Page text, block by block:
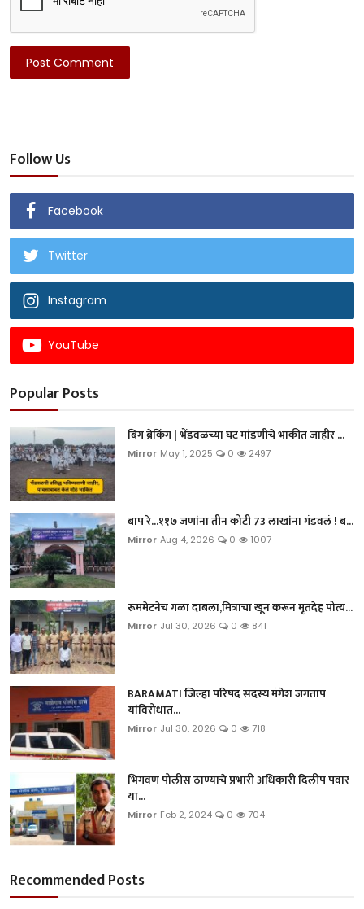
Post Comment
Follow Us
Facebook
Twitter
Instagram
YouTube
Popular Posts
बिग ब्रेकिंग | भेंडवळच्या घट मांडणीचे भाकीत जाहीर ...
Mirror May 1, 2025 0 2497
बाप रे...११७ जणांना तीन कोटी 73 लाखांना गंडवलं ! ब...
Mirror Aug 4, 2026 0 1007
रूममेटनेच गळा दाबला,मित्राचा खून करून मृतदेह पोत्य...
Mirror Jul 30, 2026 0 841
BARAMATI जिल्हा परिषद सदस्य मंगेश जगताप
यांविरोधात...
Mirror Jul 30, 2026 0 718
भिगवण पोलीस ठाण्याचे प्रभारी अधिकारी दिलीप पवार
या...
Mirror Feb 2, 2024 0 704
Recommended Posts